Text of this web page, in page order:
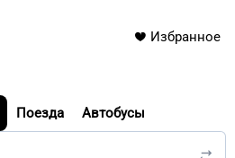
Избранное
Поезда Автобусы